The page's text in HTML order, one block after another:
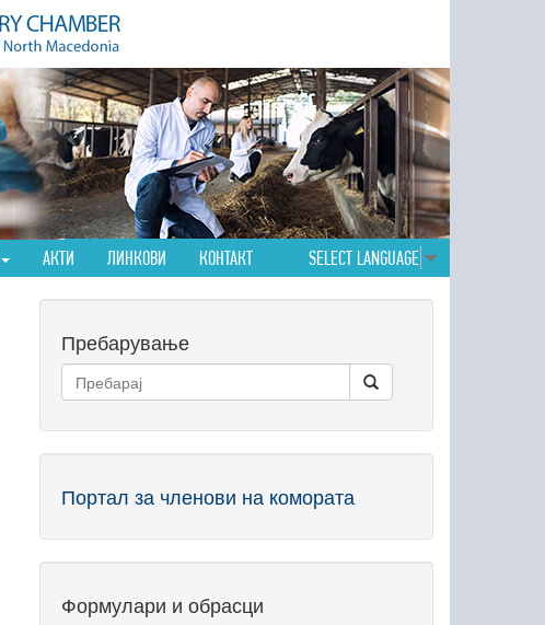
АКТИ ЛИНКОВИ КОНТАКТ SELECT LANGUAGE ▼
Пребарување
Портал за членови на комората
Формулари и обрасци